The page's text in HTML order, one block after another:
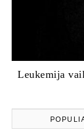
Leukemija